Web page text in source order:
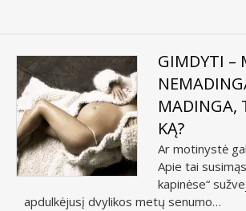
GIMDYTI –
MADINGA,
KĄ?
Ar motinystė
Apie tai
kapinėse“
apdulkėjusį dvylikos metų senumo…